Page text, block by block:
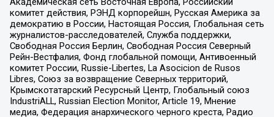
комитет действия, РЭНД корпорейшн, Русская Америка за
демократию в России, Настоящая Россия, Глобальная сеть
журналистов-расследователей, Служба поддержки,
Свободная Россия Берлин, Свободная Россия Северный
Рейн-Вестфалия, Фонд глобальной помощи, Антивоенный
комитет России, Russie-Libertes, La Asocicion de Rusos
Libres, Союз за возвращение Северных территорий,
Крымскотатарский Ресурсный Центр, Глобальный союз
IndustriALL, Russian Election Monitor, Article 19, Мнение
медиа, Федерация анархического черного креста, Радио